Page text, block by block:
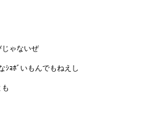
じゃないぜ
ｼｮﾎﾞいもんでもねえし